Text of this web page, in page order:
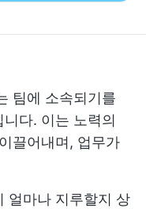
팀에 소속되기를
다. 이는 노력의
끌어내며, 업무가
얼마나 지루할지 상